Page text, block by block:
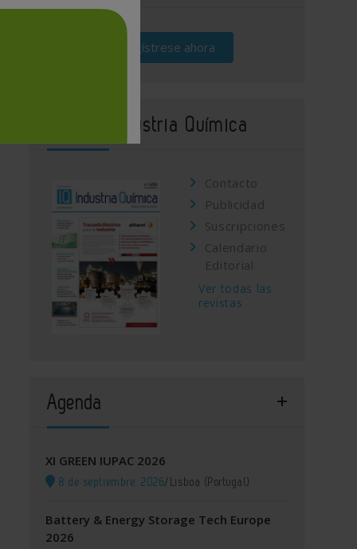
Regístrese ahora
Revista Industria Química
Contacto
Publicidad
Suscripciones
Calendario
Editorial
Ver todas las
revistas
Agenda
XI GREEN IUPAC 2026
8 de septiembre, 2026/Lisboa (Portugal)
Battery & Energy Storage Tech Europe
2026